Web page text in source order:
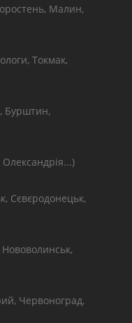
Малин,
Токмак,
Бурштин,
Сєвєродонецьк,
Червоноград,